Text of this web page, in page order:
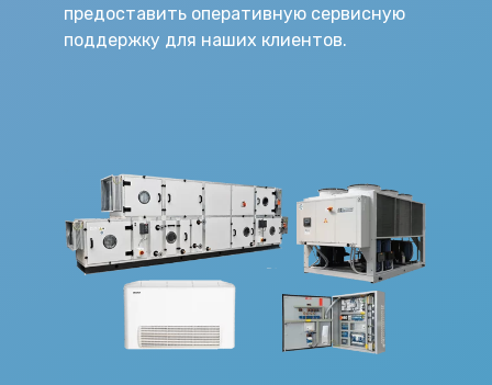
предоставить оперативную сервисную
поддержку для наших клиентов.